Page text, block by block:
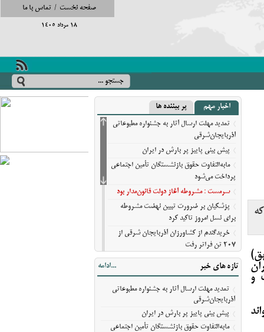
صفحه نخست / تماس با ما
18 مرداد 1405
و
اخبار مهم پر بیننده ها
تمدید مهلت ارسال آثار به جشنواره مطبوعاتی
آذربایجان‌شرقی
پیش‌ بینی پاییز پر بارش در ایران
مابه‌التفاوت حقوق بازنشستگان تأمین اجتماعی
پرداخت می‌شود
سرمست : مشروطه آغاز دولت قانون‌مدار بود
پزشکیان بر ضرورت تبیین نهضت مشروطه
برای نسل امروز تاکید کرد
خریدگندم از کشاورزان آذربایجان شرقی از
207 تن فراتر رفت
برندهای ریس ،‌نوقا و رشته ختایی تبریز در
مسیر ثبت ملی
خروج بیش از ۳ میلیون و ۲۷۰ هزار زائر از
مرزهای اربعینی
تهران کوتاه نیامد، واشنگتن عقب نشست؛
روایت نیویورک‌تایمز از فرسایش گزینه‌های
تازه های خبر ...ادامه
تمدید مهلت ارسال آثار به جشنواره مطبوعاتی
آذربایجان‌شرقی
پیش‌ بینی پاییز پر بارش در ایران
مابه‌التفاوت حقوق بازنشستگان تأمین اجتماعی